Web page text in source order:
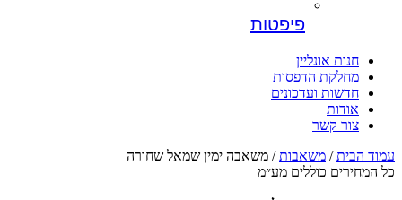
פיפטות
חנות אונליין
מחלקת הדפסות
חדשות ועדכונים
אודות
צור קשר
עמוד הבית/ משאבות/ משאבה ימין שמאל שחורה
כל המחירים כוללים מע״מ